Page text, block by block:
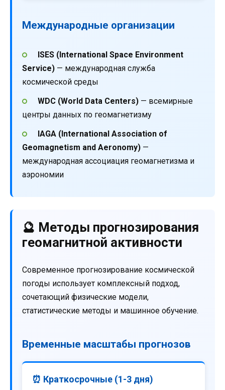
Международные организации
ISES (International Space Environment
Service) — международная служба
космической среды
WDC (World Data Centers)— всемирные
центры данных по геомагнетизму
IAGA (International Association of
Geomagnetism and Aeronomy) —
международная ассоциация геомагнетизма и
аэрономии
🔮 Методы прогнозирования
геомагнитной активности
Современное прогнозирование космической
погоды использует комплексный подход,
сочетающий физические модели,
статистические методы и машинное обучение.
Временные масштабы прогнозов
⏰ Краткосрочные (1-3 дня)